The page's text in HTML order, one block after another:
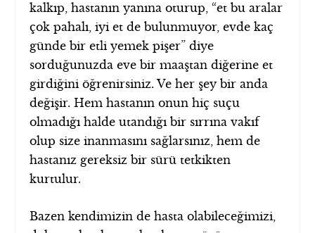
kalkıp, hastanın yanına oturup, “et bu aralar
çok pahalı, iyi et de bulunmuyor, evde kaç
günde bir etli yemek pişer” diye
sorduğunuzda eve bir maaştan diğerine et
girdiğini öğrenirsiniz. Ve her şey bir anda
değişir. Hem hastanın onun hiç suçu
olmadığı halde utandığı bir sırrına vakıf
olup size inanmasını sağlarsınız, hem de
hastanız gereksiz bir sürü tetkikten
kurtulur.
Bazen kendimizin de hasta olabileceğimizi,